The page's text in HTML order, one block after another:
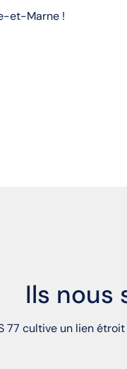
et-Marne !
Ils nous
77 cultive un lien